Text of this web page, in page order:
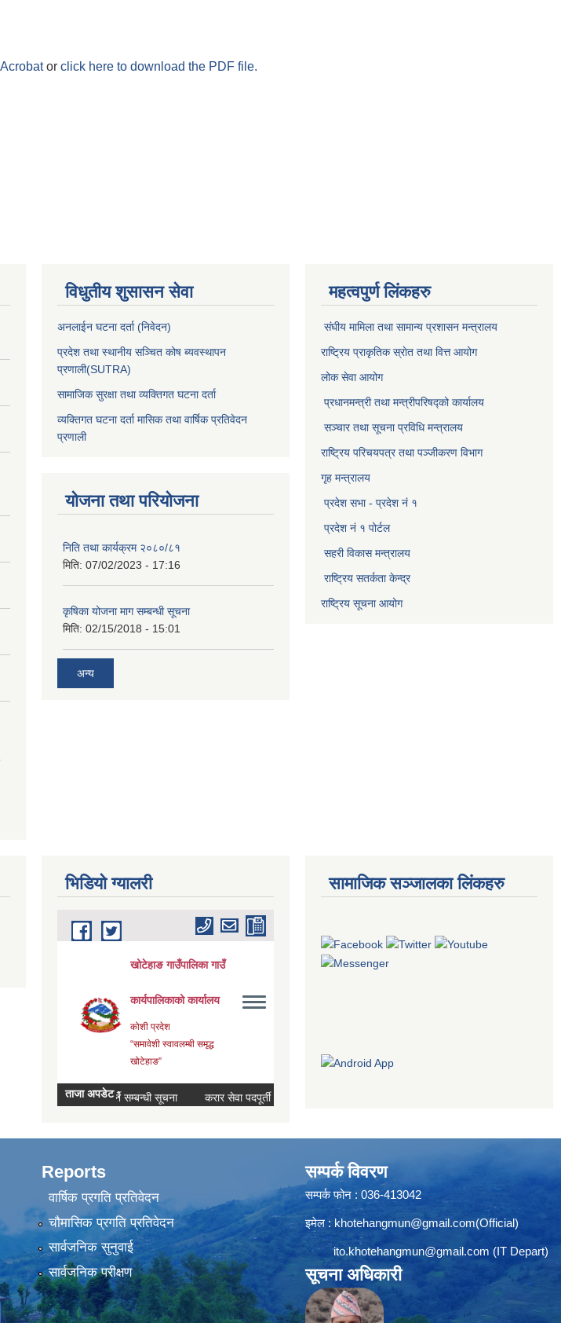
or click here to download the PDF file.
विधुतीय शुसासन सेवा
अनलाईन घटना दर्ता (निवेदन)
प्रदेश तथा स्थानीय सञ्चित कोष ब्यवस्थापन
प्रणाली(SUTRA)
सामाजिक सुरक्षा तथा व्यक्तिगत घटना दर्ता
व्यक्तिगत घटना दर्ता मासिक तथा वार्षिक प्रतिवेदन
प्रणाली
योजना तथा परियोजना
निति तथा कार्यक्रम २०८०/८१
मिति: 07/02/2023 - 17:16
कृषिका योजना माग सम्बन्धी सूचना
मिति: 02/15/2018 - 15:01
अन्य
महत्वपुर्ण लिंकहरु
संघीय मामिला तथा सामान्य प्रशासन मन्त्रालय
राष्ट्रिय प्राकृतिक स्राेत तथा वित्त आयोग
लोक सेवा आयोग
प्रधानमन्त्री तथा मन्त्रीपरिषद्को कार्यालय
सञ्‍चार तथा सूचना प्रविधि मन्त्रालय
राष्ट्रिय परिचयपत्र तथा पञ्जीकरण विभाग​
गृह मन्त्रालय
प्रदेश सभा - प्रदेश नं १
प्रदेश नं १ पोर्टल
सहरी विकास मन्त्रालय
राष्ट्रिय सतर्कता केन्द्र
राष्ट्रिय सूचना आयोग
भिडियाे ग्यालरी सामाजिक सञ्जालका लिंकहरु
Reports
वार्षिक प्रगति प्रतिवेदन
चौमासिक प्रगति प्रतिवेदन
सार्वजनिक सुनुवाई
सार्वजनिक परीक्षण
सम्पर्क विवरण
सम्पर्क फोन : 036-413042
इमेल : khotehangmun@gmail.com(Official)
ito.khotehangmun@gmail.com (IT Depart)
सूचना अधिकारी